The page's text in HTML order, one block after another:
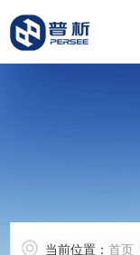
当前位置：首页